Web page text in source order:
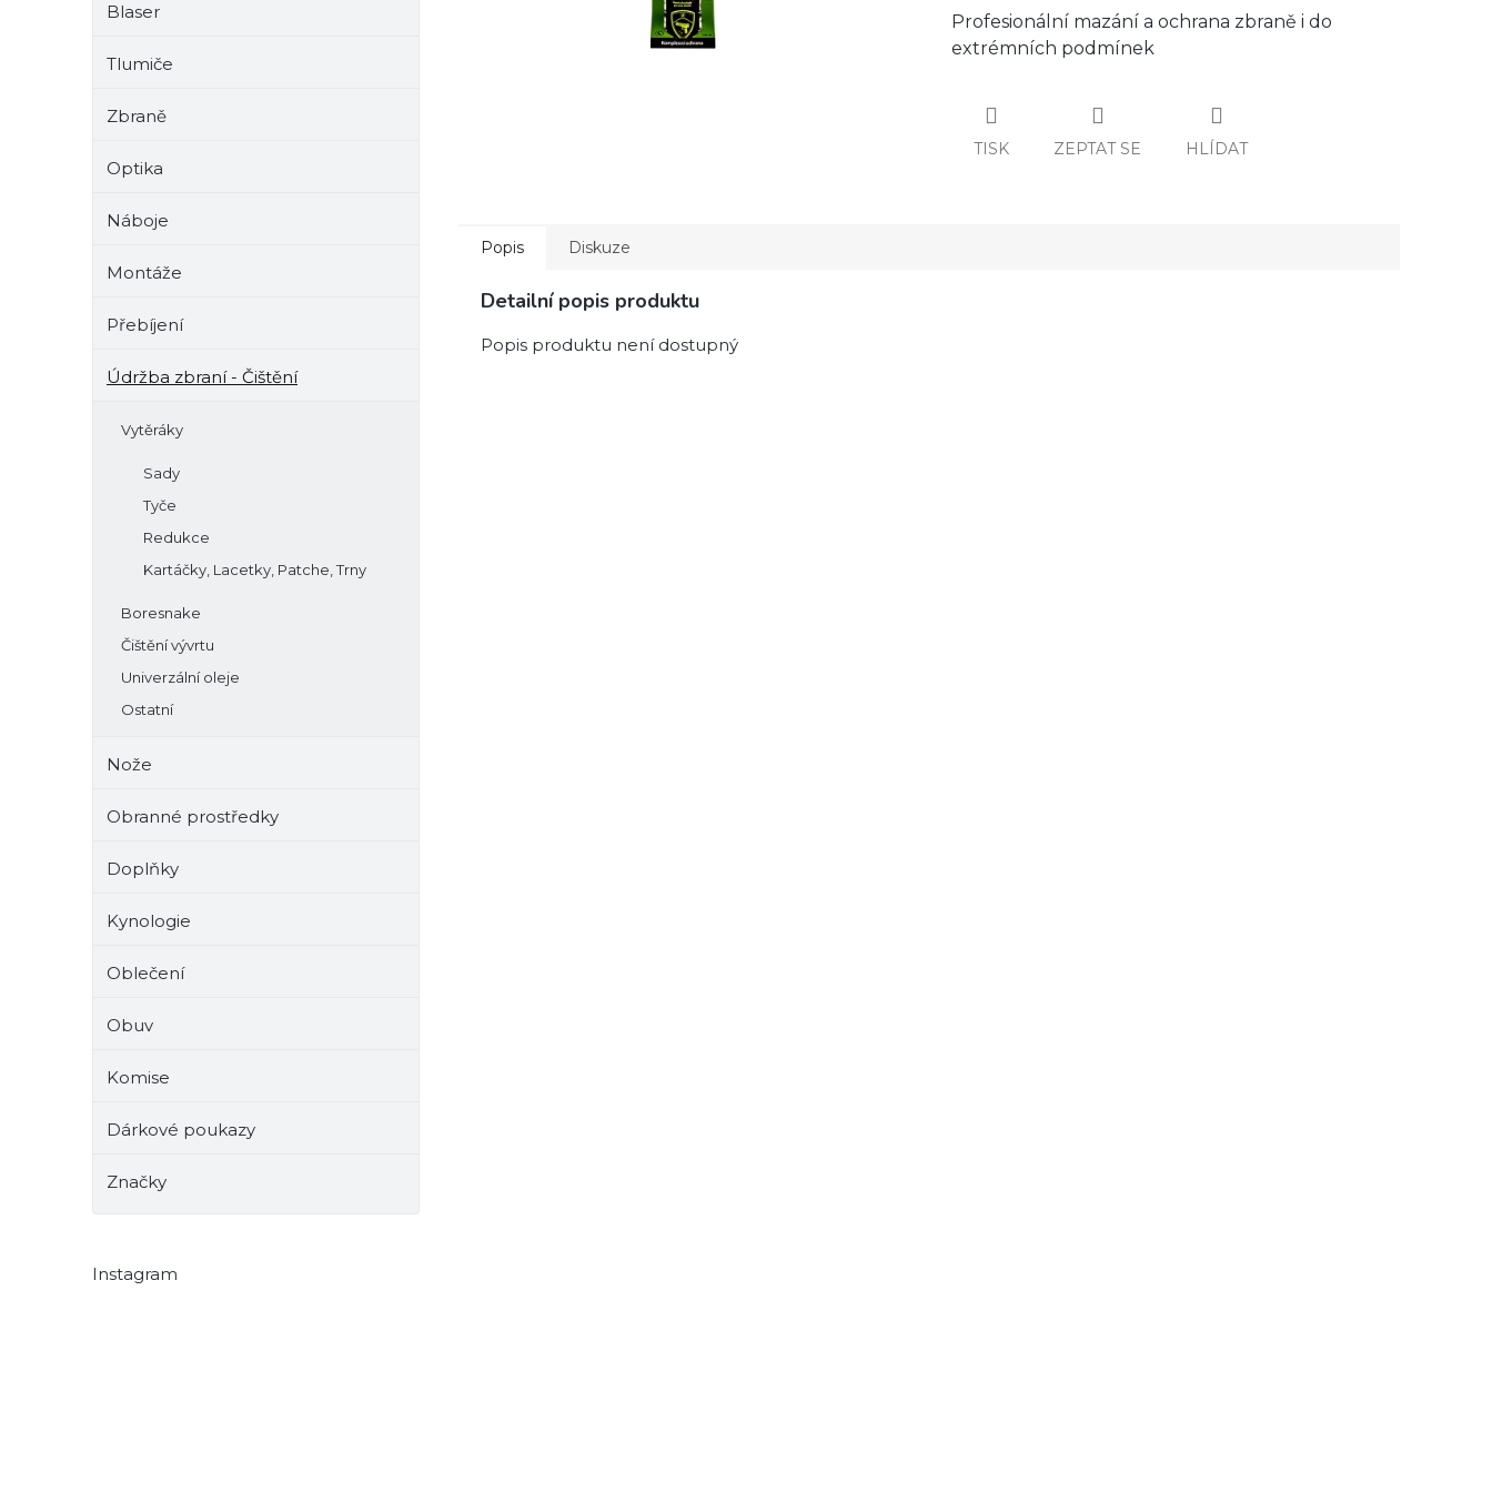
Blaser
Tlumiče
Zbraně
Optika
Náboje
Montáže
Přebíjení
Údržba zbraní - Čištění
Vytěráky
Sady
Tyče
Redukce
Kartáčky, Lacetky, Patche, Trny
Boresnake
Čištění vývrtu
Univerzální oleje
Ostatní
Nože
Obranné prostředky
Doplňky
Kynologie
Oblečení
Obuv
Komise
Dárkové poukazy
Značky
Instagram
Profesionální mazání a ochrana zbraně i do
extrémních podmínek
TISK ZEPTAT SE HLÍDAT
Popis Diskuze
Detailní popis produktu
Popis produktu není dostupný